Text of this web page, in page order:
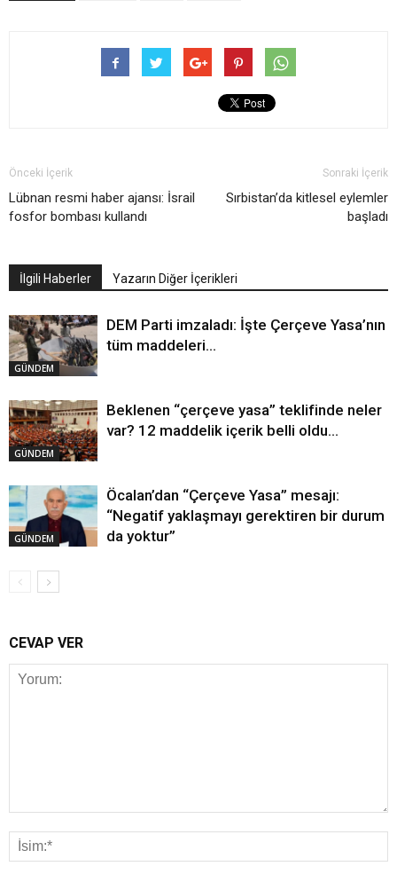
Önceki İçerik
Lübnan resmi haber ajansı: İsrail
fosfor bombası kullandı
Sonraki İçerik
Sırbistan’da kitlesel eylemler
başladı
İlgili Haberler Yazarın Diğer İçerikleri
GÜNDEM
DEM Parti imzaladı: İşte Çerçeve Yasa’nın
tüm maddeleri…
GÜNDEM
Beklenen “çerçeve yasa” teklifinde neler
var? 12 maddelik içerik belli oldu…
GÜNDEM
Öcalan’dan “Çerçeve Yasa” mesajı:
“Negatif yaklaşmayı gerektiren bir durum
da yoktur”
CEVAP VER